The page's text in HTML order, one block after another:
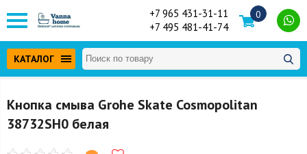
+7 965 431-31-11
+7 495 481-41-74
0
КАТАЛОГ
Кнопка смыва Grohe Skate Cosmopolitan
38732SH0 белая